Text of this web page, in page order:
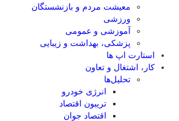
معیشت مردم و بازنشستگان
ورزشی
آموزشی و عمومی
پزشکی، بهداشت و زیبایی
استارت اپ ها
کار، اشتغال و تعاون
تحلیل‌ها
انرژی خودرو
تریبون اقتصاد
اقتصاد جوان